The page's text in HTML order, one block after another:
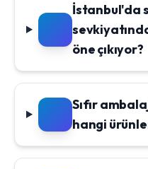
İstanbul'da
öne çıkıyor?
Sıfır
hangi